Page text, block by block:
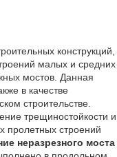
конструкций,
малых и средних
мостов. Данная
в качестве
строительстве.
трещиностойкости и
пролетных строений
неразрезного моста